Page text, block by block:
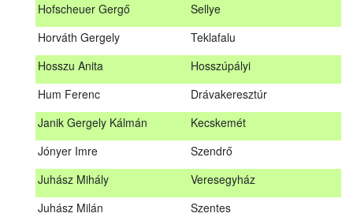
Hofscheuer Gergő
Sellye
Horváth Gergely
Teklafalu
Hosszu Anita
Hosszúpályi
Hum Ferenc
Drávakeresztúr
Janik Gergely Kálmán
Kecskemét
Jónyer Imre
Szendrő
Juhász Mihály
Veresegyház
Juhász Milán
Szentes
Kosd
Csobánka
Horváth Gergely
Hosszu Anita
Drávakeresztúr